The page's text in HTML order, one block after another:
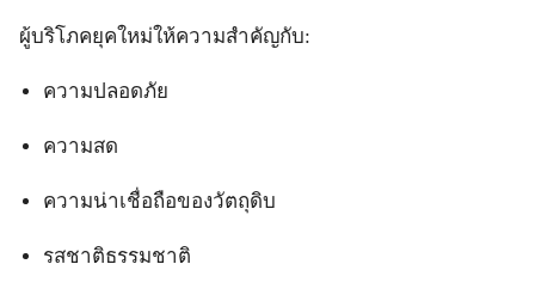
ผู้บริโภคยุคใหม่ให้ความสำคัญกับ:
ความปลอดภัย
ความสด
ความน่าเชื่อถือของวัตถุดิบ
รสชาติธรรมชาติ